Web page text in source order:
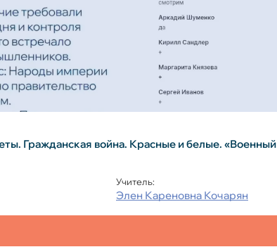
Гражданская война. Красные и белые. «Военный
Учитель:
Элен Кареновна Кочарян